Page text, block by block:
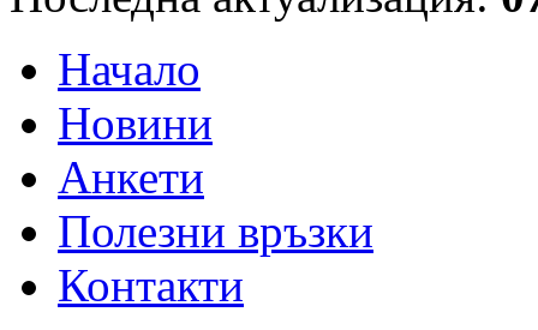
Начало
Новини
Анкети
Полезни връзки
Контакти